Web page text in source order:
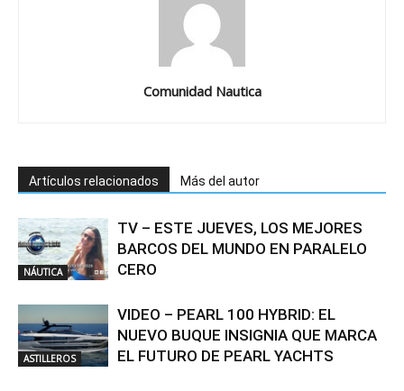
Comunidad Nautica
Artículos relacionados Más del autor
NÁUTICA
TV – ESTE JUEVES, LOS MEJORES
BARCOS DEL MUNDO EN PARALELO
CERO
ASTILLEROS
VIDEO – PEARL 100 HYBRID: EL
NUEVO BUQUE INSIGNIA QUE MARCA
EL FUTURO DE PEARL YACHTS